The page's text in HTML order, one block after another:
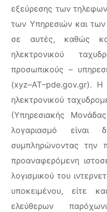
εξεύρεσης των
των Υπηρεσιών και
σε αυτές, καθώς
ηλεκτρονικού
προσωπικούς –
(xyz–ΑΤ–pde.gov.gr).
ηλεκτρονικού
(Υπηρεσιακής
λογαριασμό είναι
συμπληρώνοντας την
προαναφερόμενη
λογισμικού του
υποκειμένου, είτε
ελεύθερων